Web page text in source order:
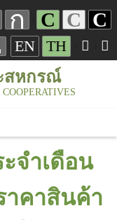
ก C C C
EN TH
สหกรณ์
จำเดือน
าคาสินค้า